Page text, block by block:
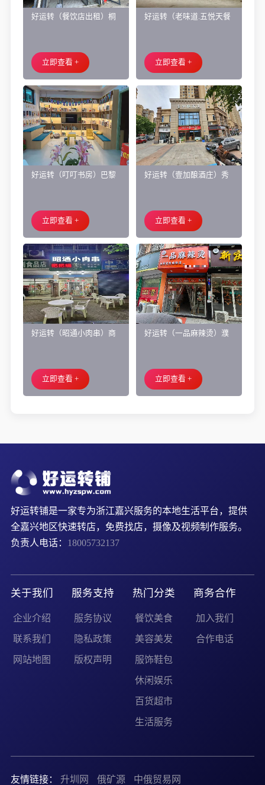
好运转（餐饮店出租）桐
面旺铺出租
立即查看 +
好运转（老味道.五悦天餐
让、主要房租低
立即查看 +
好运转（叮叮书房）巴黎
培训班带生源转让
立即查看 +
好运转（壹加酿酒庄）秀
庄、空店铺转让
立即查看 +
好运转（昭通小肉串）商
外摆、 房租2.2万/年
立即查看 +
好运转（一品麻辣烫）濮
小吃店转让
立即查看 +
好运转铺是一家专为浙江嘉兴服务的本地生活平台，提供
全嘉兴地区快速转店，免费找店，摄像及视频制作服务。
负责人电话： 18005732137
关于我们
企业介绍
联系我们
网站地图
服务支持
服务协议
隐私政策
版权声明
热门分类
餐饮美食
美容美发
服饰鞋包
休闲娱乐
百货超市
生活服务
商务合作
加入我们
合作电话
友情链接： 升圳网 俄矿源 中俄贸易网